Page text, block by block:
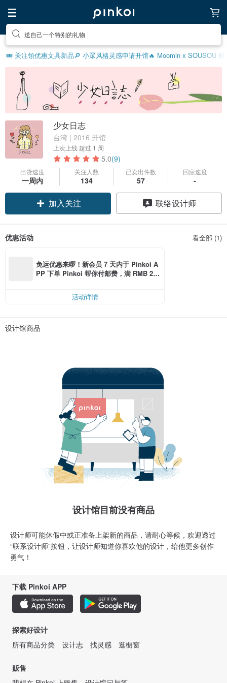
送自己一个特别的礼物
🎟️ 关注領优惠文具新品🔎 小眾风格灵感申请开馆🔥 Moomin x SOUSOU 联
少女日志
台湾 | 2016 开馆
上次上线 超过 1 周
5.0(9)
出货速度
一周内
关注人数
134
已卖出件数
57
回应速度
-
加入关注 联络设计师
优惠活动 看全部 (1)
免运优惠来啰！新会员 7 天内于 Pinkoi A
PP 下单 Pinkoi 帮你付邮费，满 RMB 25
活动详情
设计馆商品
设计馆目前没有商品
设计师可能休假中或正准备上架新的商品，请耐心等候，欢迎透过
“联系设计师”按钮，让设计师知道你喜欢他的设计，给他更多创作
勇气！
下载 Pinkoi APP
探索好设计
所有商品分类
设计志 找灵感 逛橱窗
贩售